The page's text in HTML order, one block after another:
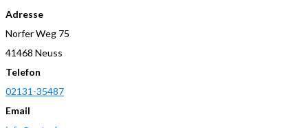
Adresse
Norfer Weg 75
41468 Neuss
Telefon
02131-35487
Email